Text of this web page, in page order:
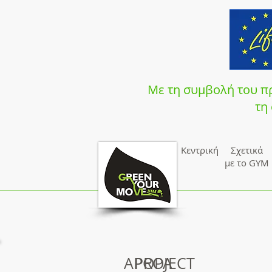
Με τη συμβολή του
τη
Κεντρική
Σχετικά
με το GYM
PROJECT
ΑΡΘΡΑ